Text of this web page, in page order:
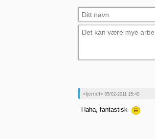
<fjernet> 05/02-2011 15:40
Haha, fantastisk